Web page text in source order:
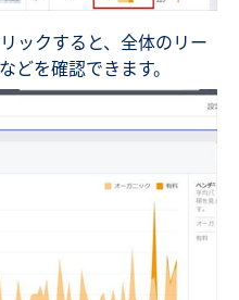
ックすると、全体のリー
どを確認できます。